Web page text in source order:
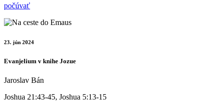
počúvať
23. jún 2024
Evanjelium v knihe Jozue
Jaroslav Bán
Joshua 21:43-45, Joshua 5:13-15